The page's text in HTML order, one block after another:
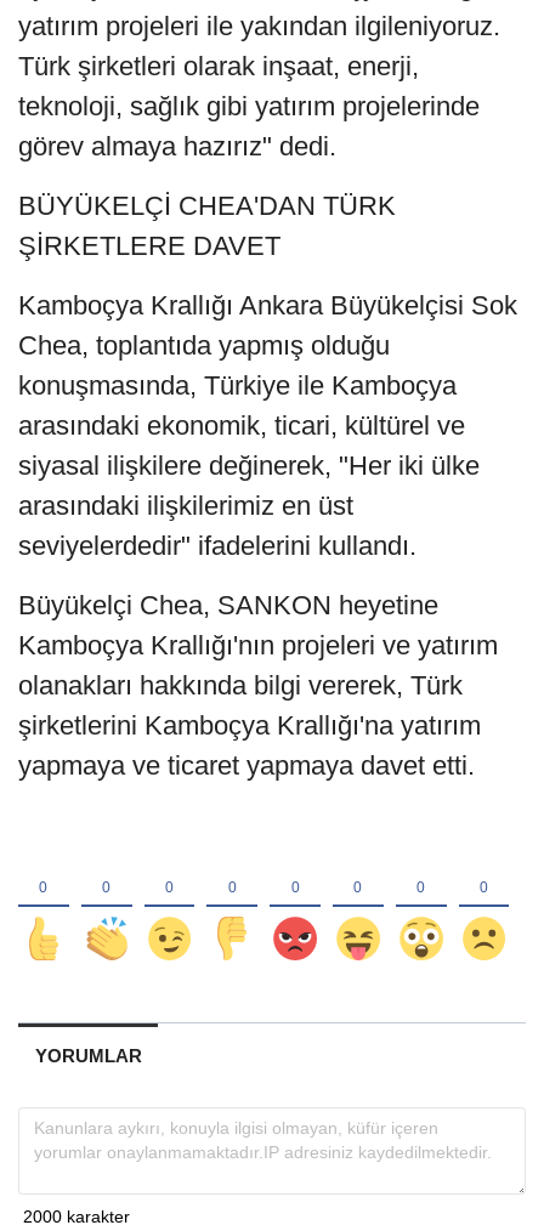
yatırım projeleri ile yakından ilgileniyoruz.
Türk şirketleri olarak inşaat, enerji,
teknoloji, sağlık gibi yatırım projelerinde
görev almaya hazırız" dedi.
BÜYÜKELÇİ CHEA'DAN TÜRK
ŞİRKETLERE DAVET
Kamboçya Krallığı Ankara Büyükelçisi Sok
Chea, toplantıda yapmış olduğu
konuşmasında, Türkiye ile Kamboçya
arasındaki ekonomik, ticari, kültürel ve
siyasal ilişkilere değinerek, "Her iki ülke
arasındaki ilişkilerimiz en üst
seviyelerdedir" ifadelerini kullandı.
Büyükelçi Chea, SANKON heyetine
Kamboçya Krallığı'nın projeleri ve yatırım
olanakları hakkında bilgi vererek, Türk
şirketlerini Kamboçya Krallığı'na yatırım
yapmaya ve ticaret yapmaya davet etti.
YORUMLAR